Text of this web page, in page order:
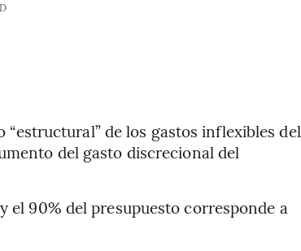
de los gastos inflexibles del
del gasto discrecional del
el 90% del presupuesto corresponde a